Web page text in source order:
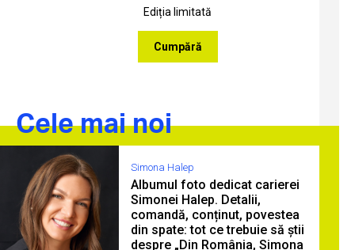
Ediția limitată
Cumpără
Cele mai noi
Simona Halep
Albumul foto dedicat carierei
Simonei Halep. Detalii,
comandă, conținut, povestea
din spate: tot ce trebuie să știi
despre „Din România, Simona